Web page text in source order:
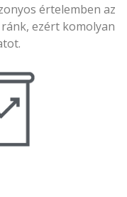
értelemben az
ezért komolyan